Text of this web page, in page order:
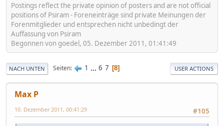
Postings reflect the private opinion of posters and are not official
positions of Psiram - Foreneinträge sind private Meinungen der
Forenmitglieder und entsprechen nicht unbedingt der
Auffassung von Psiram
Begonnen von goedel, 05. Dezember 2011, 01:41:49
NACH UNTEN Seiten 1 ... 6 7 8 USER ACTIONS
Max P
#105
10. Dezember 2011, 00:41:29